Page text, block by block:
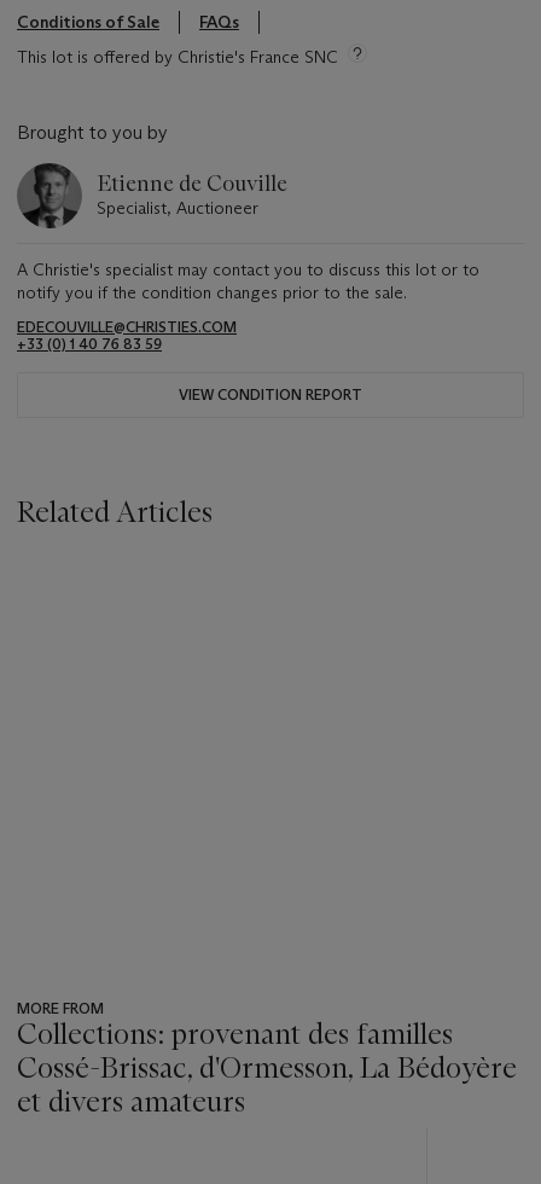
Conditions of Sale
FAQs
This lot is offered by Christie's France SNC
Brought to you by
Etienne de Couville
Specialist, Auctioneer
A Christie's specialist may contact you to discuss this lot or to
notify you if the condition changes prior to the sale.
EDECOUVILLE@CHRISTIES.COM
+33 (0) 1 40 76 83 59
VIEW CONDITION REPORT
Related Articles
MORE FROM
Collections: provenant des familles
Cossé-Brissac, d'Ormesson, La Bédoyère
et divers amateurs